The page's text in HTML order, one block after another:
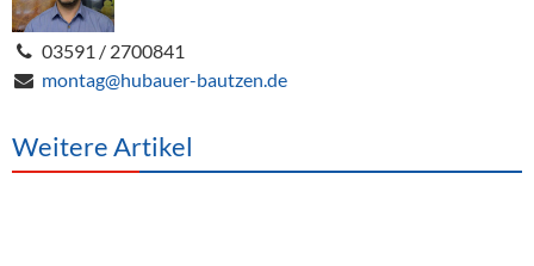
03591 / 2700841
montag@hubauer-bautzen.de
Weitere Artikel